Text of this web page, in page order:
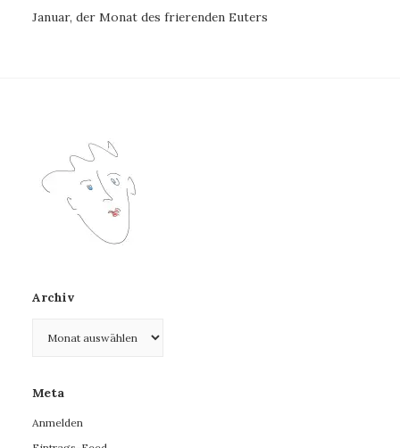
Januar, der Monat des frierenden Euters
Archiv
Meta
Anmelden